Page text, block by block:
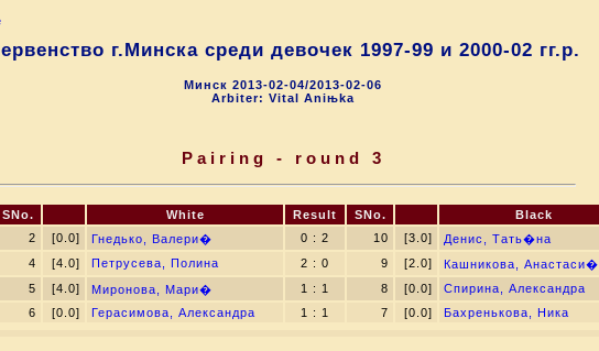
г.Минска среди девочек 1997-99 и 2000-02 гг.р.
Минск 2013-02-04/2013-02-06
Arbiter: Vital Aniњka
Pairing - round 3
SNo. White Result SNo.
Black
2 [0.0] Гнедько, Валери� 0 : 2 10 [3.0]
Денис, Тать�на
4 [4.0] Петрусева, Полина 2 : 0 9 [2.0]
Кашникова, Анастаси�
5 [4.0] Миронова, Мари� 1 : 1 8 [0.0]
Спирина, Александра
6 [0.0] Герасимова, Александра 1 : 1 7 [0.0] Бахренькова, Ника